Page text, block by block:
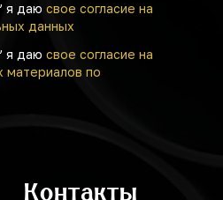
я даю свое согласие на
данных
я даю свое согласие на
материалов по
Контакты